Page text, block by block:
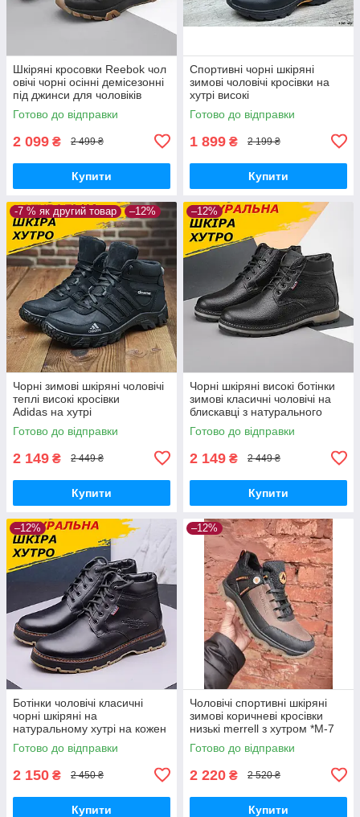
Шкіряні кросовки Reebok чол
овічі чорні осінні демісезонні
під джинси для чоловіків
Готово до відправки
2 099 ₴ 2 499 ₴
Купити
Спортивні чорні шкіряні
зимові чоловічі кросівки на
хутрі високі
Готово до відправки
1 899 ₴ 2 199 ₴
Купити
-7 % як другий товар –12%
Чорні зимові шкіряні чоловічі
теплі високі кросівки
Adidas на хутрі
Готово до відправки
2 149 ₴ 2 449 ₴
Купити
–12%
Чорні шкіряні високі ботінки
зимові класичні чоловічі на
блискавці з натурального
хутра
Готово до відправки
2 149 ₴ 2 449 ₴
Купити
–12%
Ботінки чоловічі класичні
чорні шкіряні на
натуральному хутрі на кожен
день
Готово до відправки
2 150 ₴ 2 450 ₴
Купити
–12%
Чоловічі спортивні шкіряні
зимові коричневі кросівки
низькі merrell з хутром *М-7
кор.бот*
Готово до відправки
2 220 ₴ 2 520 ₴
Купити